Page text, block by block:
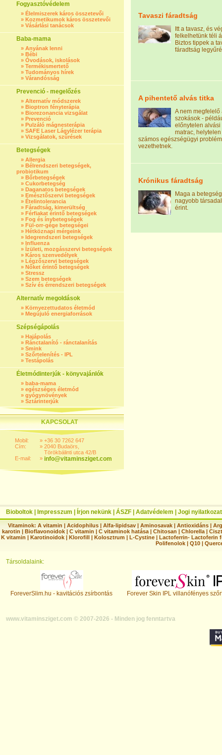
Fogyasztóvédelem
» Élelmiszerek káros összetevői
» Kozmetikumok káros összetevői
» Vásárlási tanácsok
Baba-mama
» Anyának lenni
» Bébi
» Óvodások, iskolások
» Termékismertető
» Tudományos hírek
» Várandósság
Prevenció - megelőzés
» Alternatív módszerek
» Bioptron fényterápia
» Biorezonancia vizsgálat
» Prevenció
» Pulzáló mágnesterápia
» SAFE Laser Lágylézer terápia
» Vizsgálatok, szűrések
Betegségek
» Allergia
» Bélrendszeri betegségek,
probiotikum
» Bőrbetegségek
» Cukorbetegség
» Daganatos betegségek
» Emésztőszervi betegségek
» Ételintolerancia
» Fáradtság, kimerültség
» Férfiakat érintő betegségek
» Fog és ínybetegségek
» Fül-orr-gége betegségei
» Hétköznapi mérgeink
» Idegrendszeri betegségek
» Influenza
» Ízületi, mozgásszervi betegségek
» Káros szenvedélyek
» Légzőszervi betegségek
» Nőket érintő betegségek
» Stressz
» Szem betegségek
» Szív és érrendszeri betegségek
Alternatív megoldások
» Környezettudatos életmód
» Megújuló energiaforrások
Szépségápolás
» Hajápolás
» Ránctalanító - ránctalanítás
» Smink
» Szőrtelenítés - IPL
» Testápolás
Életmódinterjúk - könyvajánlók
» baba-mama
» egészséges életmód
» gyógynövények
» Sztárinterjúk
KAPCSOLAT
Mobil:
Cím:
E-mail:
»
»
»
+36 30 7262 647
2040 Budaörs,
Törökbálinti utca 42/B
info@vitaminsziget.com
Tavaszi fáradtság
Itt a tavasz, és
felkelhetünk téli
Biztos tippek a
fáradtság
A pihentető alvás titka
A nem megfelelő
szokások -
előnytelen alvási
matrac,
számos egészségügyi
vezethetnek.
Krónikus fáradtság
Maga a
nagyobb
érint.
Bioboltok Impresszum Írjon nekünk ÁSZF Adatvédelem Jogi nyilatkozat
Vitaminok: A vitamin |Acidophilus |Alfa-lipidsav |Aminosavak |Antioxidáns |
karotin | Bioflavonoidok | C vitamin | C vitaminok hatása | Chitosan | Chlorella |
K vitamin | Karotinoidok | Klorofill | Kolosztrum | L-Cystine | Lactoferrin- Lactoferin
Polifenolok |Q10 |
Társoldalaink:
ForeverSlim.hu - kavitációs zsírbontás Forever Skin IPL villanófényes
www.vitaminsziget.com © 2007-2026 - Minden jog fenntartva